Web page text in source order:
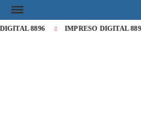
8896 IMPRESO DIGITAL 8895